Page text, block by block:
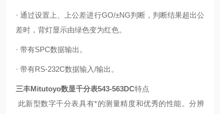
· 通过设置上、上公差进行GO/±NG判断，判断结果超出公
差时，背灯显示由绿色变为红色。
· 带有SPC数据输出。
· 带有RS-232C数据输入/输出。
三丰Mitutoyo数显千分表543-563DC特点
此新型数字千分表具有*的测量精度和优秀的性能。分辨